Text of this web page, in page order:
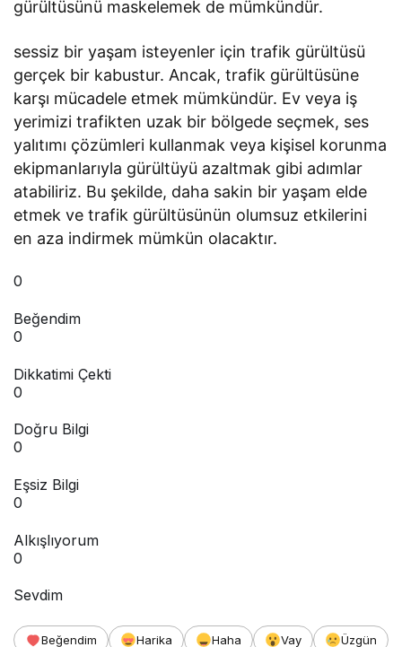
gürültüsünü maskelemek de mümkündür.
sessiz bir yaşam isteyenler için trafik gürültüsü
gerçek bir kabustur. Ancak, trafik gürültüsüne
karşı mücadele etmek mümkündür. Ev veya iş
yerimizi trafikten uzak bir bölgede seçmek, ses
yalıtımı çözümleri kullanmak veya kişisel korunma
ekipmanlarıyla gürültüyü azaltmak gibi adımlar
atabiliriz. Bu şekilde, daha sakin bir yaşam elde
etmek ve trafik gürültüsünün olumsuz etkilerini
en aza indirmek mümkün olacaktır.
0
Beğendim
0
Dikkatimi Çekti
0
Doğru Bilgi
0
Eşsiz Bilgi
0
Alkışlıyorum
0
Sevdim
Beğendim Harika Haha Vay Üzgün